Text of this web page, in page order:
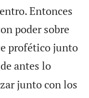
Entonces
poder sobre
profético junto
antes lo
junto con los